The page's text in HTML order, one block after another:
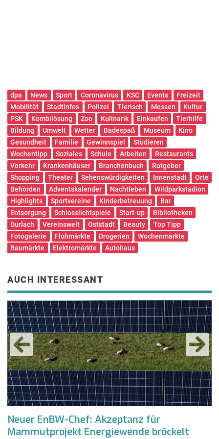
dpa News Sport Coronavirus KSC Events
Freizeit
Mobilität
Stadtinfos Polizei Tierisch Messen
Kultur
PSK
Kombilösung Zoo Kulinarik Einkaufen
Tierhilfe
Bildung
Umwelt Wetter Badespaß Museum
Kino
Gesundheit
Familie Gewinnspiel
Studieren
Wochentipp
Soziales Schule Arbeiten
Restaurants
Verkehr
Krankenhäuser Branchenbuch
Ratgeber
Shopping
Theater Sehenswürdigkeiten Innenstadt
Orte
Behörden
Adventskalender Nachtleben
Wildparkstadion
Highlights
Sportvereine Kinderbetreuung
Bar
Entsorgung
Schlosslichtspiele Start-up
Bibliotheken
Durlach
Vereinswelt Oststadt Beauty
Top Tipp
Fotogalerie
Flohmärkte Drogerien
Wochenmärkte
Baumärkte
Elektromärkte Autohaus
AUCH INTERESSANT
Neuer EnBW-Chef: Akzeptanz für
Mammutprojekt Energiewende bröckelt